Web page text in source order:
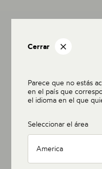
Cerrar
Parece que no estás
en el país que
el idioma en el que
Seleccionar el área
America